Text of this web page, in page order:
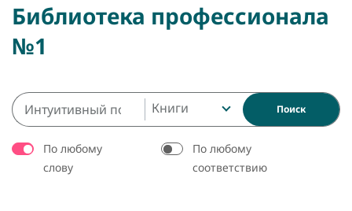
Библиотека профессионала
№1
Книги Поиск
По любому
слову
По любому
соответствию